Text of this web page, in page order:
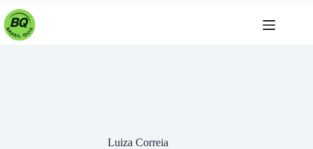
Pular
para
Luiza Correia